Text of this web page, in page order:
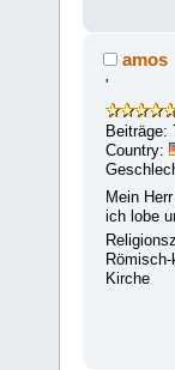
amos
'
Beiträge:
Country:
Mein
ich lobe
Kirche